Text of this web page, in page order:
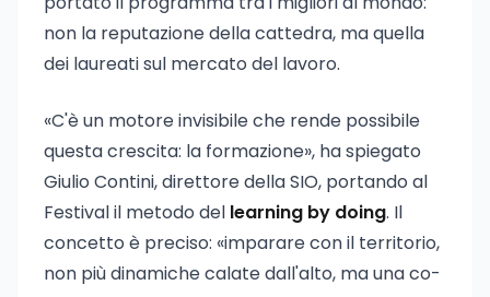
non la reputazione della cattedra, ma quella
dei laureati sul mercato del lavoro.
«C'è un motore invisibile che rende possibile
questa crescita: la formazione», ha spiegato
Giulio Contini, direttore della SIO, portando al
Festival il metodo del learning by doing. Il
concetto è preciso: «imparare con il territorio,
non più dinamiche calate dall'alto, ma una co-